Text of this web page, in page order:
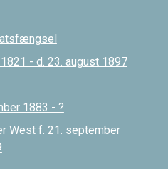
- d. 23. august 1897
1883 - ?
West f. 21. september